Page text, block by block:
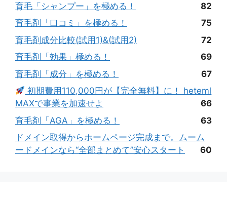
育毛「シャンプー」を極める！
82
育毛剤「口コミ」を極める！
75
育毛剤成分比較(試用1)&(試用2)
72
育毛剤「効果」極める！
69
育毛剤「成分」を極める！
67
初期費用110,000円が【完全無料】に！ heteml
MAXで事業を加速せよ
66
育毛剤「AGA」を極める！
63
ドメイン取得からホームページ完成まで。ムーム
ードメインなら“全部まとめて”安心スタート
60